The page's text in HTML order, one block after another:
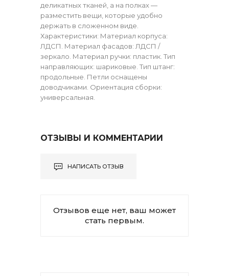
деликатных тканей, а на полках —
разместить вещи, которые удобно
держать в сложенном виде.
Характеристики: Материал корпуса:
ЛДСП. Материал фасадов: ЛДСП /
зеркало. Материал ручки: пластик. Тип
направляющих: шариковые. Тип штанг:
продольные. Петли оснащены
доводчиками. Ориентация сборки:
универсальная.
ОТЗЫВЫ И КОММЕНТАРИИ
НАПИСАТЬ ОТЗЫВ
Отзывов еще нет, ваш может
стать первым.